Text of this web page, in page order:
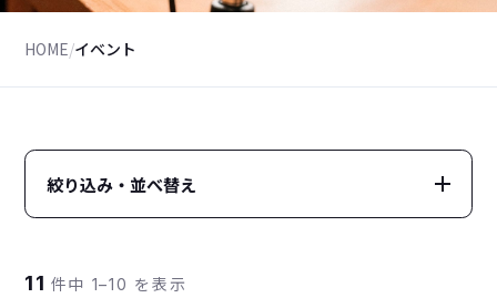
HOME/イベント
絞り込み・並べ替え
11 件中 1–10 を表示